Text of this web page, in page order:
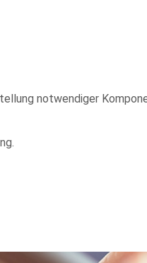
notwendiger